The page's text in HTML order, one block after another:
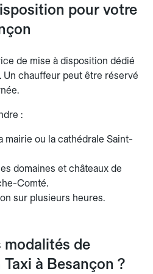
pour votre
de mise à disposition dédié
Un chauffeur peut être réservé
:
mairie ou la cathédrale Saint-
domaines et châteaux de
Comté.
sur plusieurs heures.
modalités de
à Besançon ?